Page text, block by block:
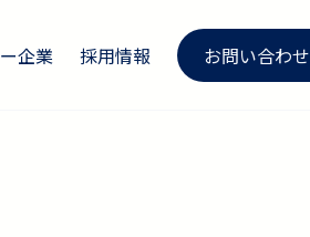
企業 採用情報 お問い合わせ